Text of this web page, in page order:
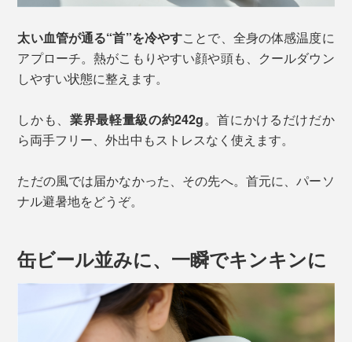
太い血管が通る“首”を冷やすことで、全身の体感温度に
アプローチ。熱がこもりやすい顔や頭も、クールダウン
しやすい状態に整えます。
しかも、 業界最軽量級の約242g。首にかけるだけだか
ら両手フリー、外出中もストレスなく使えます。
ただの風では届かなかった、その先へ。首元に、パーソ
ナル避暑地をどうぞ。
缶ビール並みに、一瞬でキンキンに